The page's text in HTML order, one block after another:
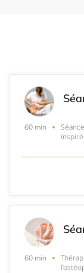
60 min
60 min